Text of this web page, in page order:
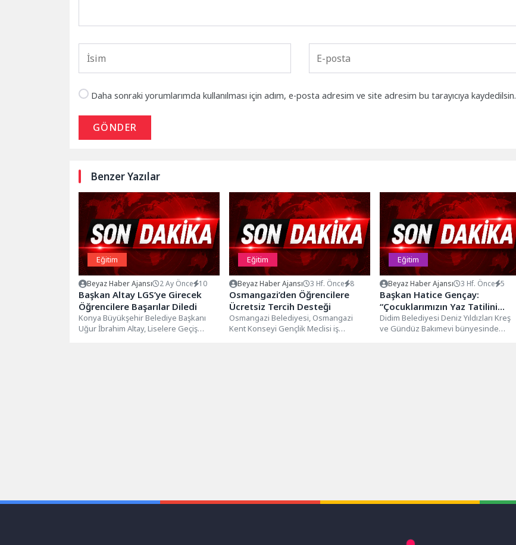
Daha sonraki yorumlarımda kullanılması için adım, e-posta adresim ve site adresim bu tarayıcıya kaydedilsin.
GÖNDER
Benzer Yazılar
Eğitim
Beyaz Haber Ajansı 2 Ay Önce 10
Başkan Altay LGS’ye Girecek
Öğrencilere Başarılar Diledi
Konya Büyükşehir Belediye Başkanı
Uğur İbrahim Altay, Liselere Geçiş
Eğitim
Beyaz Haber Ajansı 3 Hf. Önce 8
Osmangazi’den Öğrencilere
Ücretsiz Tercih Desteği
Osmangazi Belediyesi, Osmangazi
Kent Konseyi Gençlik Meclisi iş
Eğitim
Beyaz Haber Ajansı 3 Hf. Önce 5
Başkan Hatice Gençay:
“Çocuklarımızın Yaz Tatilini
Eğitim ve Eğlenceyle
Buluşturuyoruz”
Didim Belediyesi Deniz Yıldızları Kreş
ve Gündüz Bakımevi bünyesinde